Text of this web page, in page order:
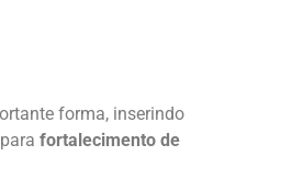
forma, inserindo
fortalecimento de